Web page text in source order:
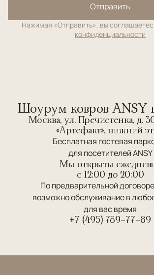
Отправить
Нажимая «Отправить», вы
конфиденциальности
Шоурум ковров ANSY
Москва, ул. Пречистенка, д.
«Артефакт», нижний
Бесплатная гостевая
для посетителей ANSY
Мы открыты
c 12:00 до 20:00
По предварительной
возможно обслуживание в
для вас время
+7 (495) 789-77-89